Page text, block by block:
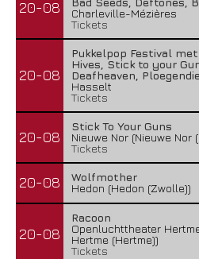
20-08
Charleville-Mézières
Tickets
20-08
Pukkelpop Festival
Hives, Stick to your
Deafheaven,
Hasselt
Tickets
20-08
Stick To Your Guns
Nieuwe Nor (Nieuwe Nor
Tickets
20-08
Wolfmother
Hedon (Hedon (Zwolle))
20-08
Racoon
Openluchttheater
Hertme (Hertme))
Tickets